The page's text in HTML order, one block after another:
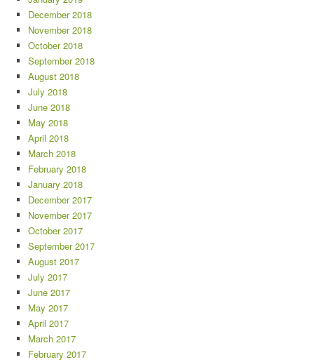
December 2018
November 2018
October 2018
September 2018
August 2018
July 2018
June 2018
May 2018
April 2018
March 2018
February 2018
January 2018
December 2017
November 2017
October 2017
September 2017
August 2017
July 2017
June 2017
May 2017
April 2017
March 2017
February 2017